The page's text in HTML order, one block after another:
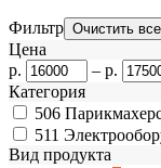
Фильтр
Цена
р.
– р.
Категория
506
511
Вид продукта